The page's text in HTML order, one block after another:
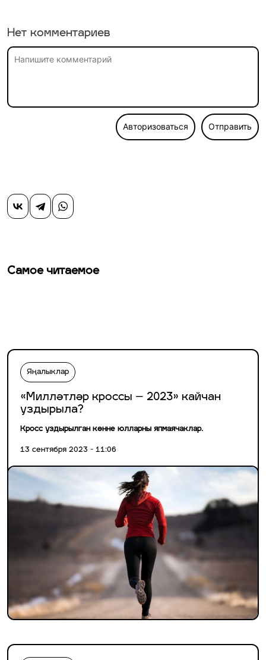
Нет комментариев
Авторизоваться Отправить
Самое читаемое
Яңалыклар
«Милләтләр кроссы – 2023» кайчан
уздырыла?
Кросс уздырылган көнне юлларны япмаячаклар.
13 сентября 2023 - 11:06